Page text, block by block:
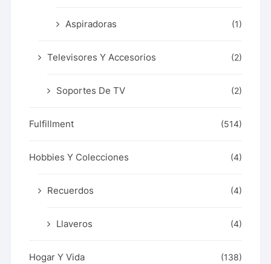
Aspiradoras (1)
Televisores Y Accesorios (2)
Soportes De TV (2)
Fulfillment (514)
Hobbies Y Colecciones (4)
Recuerdos (4)
Llaveros (4)
Hogar Y Vida (138)